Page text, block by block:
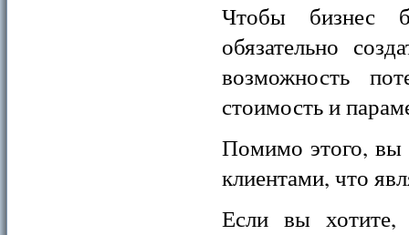
Чтобы бизнес
обязательно
возможность
стоимость и
Помимо этого, вы
клиентами, что
Если вы хотите,